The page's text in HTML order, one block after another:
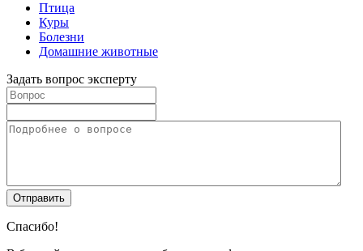
Птица
Куры
Болезни
Домашние животные
Задать вопрос эксперту
Спасибо!